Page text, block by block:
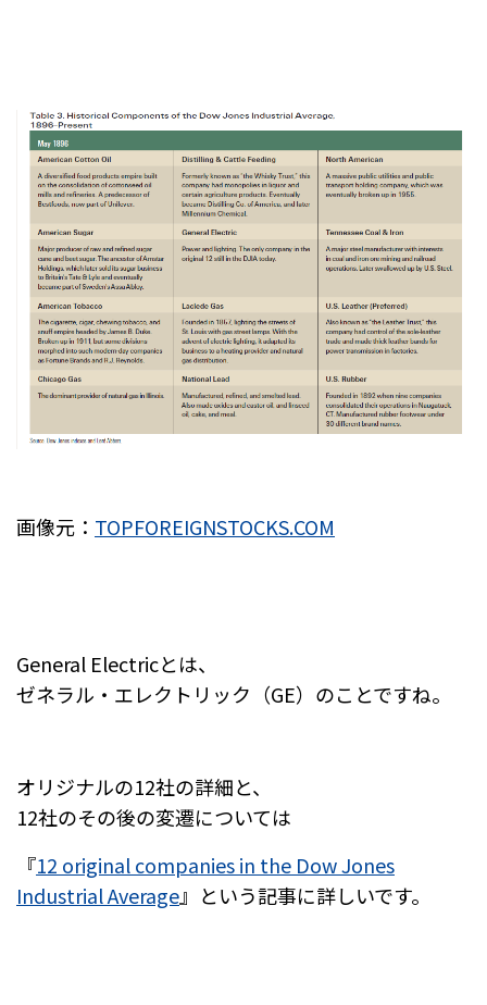
画像元： TOPFOREIGNSTOCKS.COM
General Electricとは、
ゼネラル・エレクトリック（GE）のことですね。
オリジナルの12社の詳細と、
12社のその後の変遷については
『12 original companies in the Dow Jones
Industrial Average』という記事に詳しいです。